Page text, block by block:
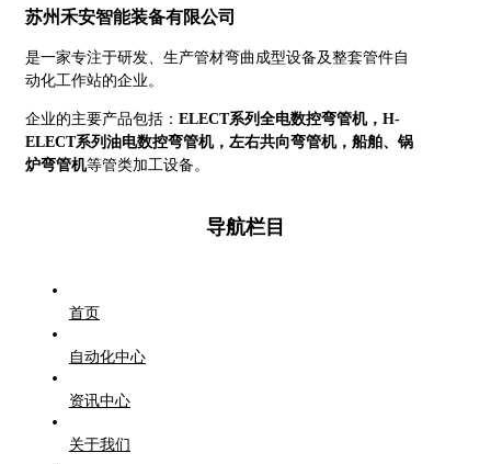
苏州禾安智能装备有限公司
是一家专注于研发、生产管材弯曲成型设备及整套管件自
动化工作站的企业。
企业的主要产品包括： ELECT系列全电数控弯管机， H-
ELECT系列油电数控弯管机， 左右共向弯管机，船舶、锅
炉弯管机等管类加工设备。
导航栏目
首页
自动化中心
资讯中心
关于我们